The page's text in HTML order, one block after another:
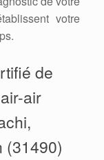
votre
de
air
(31490)